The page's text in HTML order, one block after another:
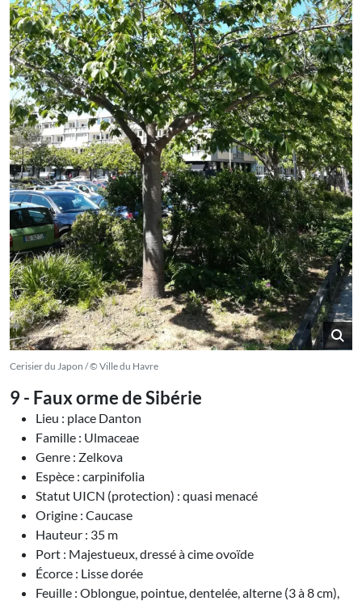
Cerisier du Japon / © Ville du Havre
9 - Faux orme de Sibérie
Lieu : place Danton
Famille : Ulmaceae
Genre : Zelkova
Espèce : carpinifolia
Statut UICN (protection) : quasi menacé
Origine : Caucase
Hauteur : 35 m
Port : Majestueux, dressé à cime ovoïde
Écorce : Lisse dorée
Feuille : Oblongue, pointue, dentelée, alterne (3 à 8 cm),